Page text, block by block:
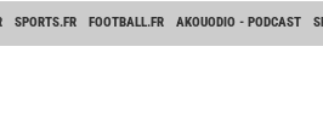
SPORTS.FR FOOTBALL.FR AKOUODIO - PODCAST